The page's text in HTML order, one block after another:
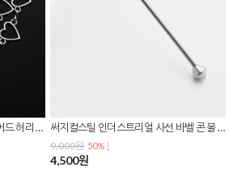
2줄 짧은 체인 하트 포인트 레이어드 허리 스커트 바지 패션 체인 AC-0243 써지컬스틸 인더스트리얼 사선 바벨 콘 볼 스트레이트 귀 연골 피어싱 P-0836
9,000원 50% ↓
4,500원